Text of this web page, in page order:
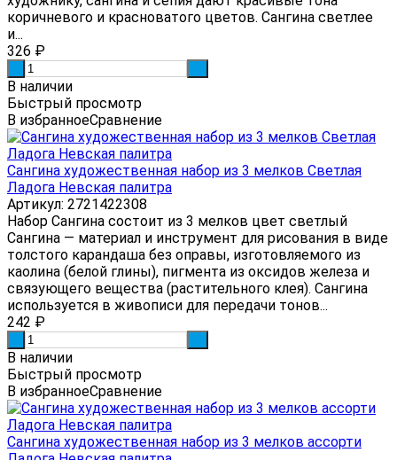
коричневого и красноватого цветов. Сангина светлее
и...
326 ₽
В наличии
Быстрый просмотр
В избранноеСравнение
Сангина художественная набор из 3 мелков Светлая
Ладога Невская палитра
Артикул: 2721422308
Набор Сангина состоит из 3 мелков цвет светлый
Сангина — материал и инструмент для рисования в виде
толстого карандаша без оправы, изготовляемого из
каолина (белой глины), пигмента из оксидов железа и
связующего вещества (растительного клея). Сангина
используется в живописи для передачи тонов...
242 ₽
В наличии
Быстрый просмотр
В избранноеСравнение
Сангина художественная набор из 3 мелков ассорти